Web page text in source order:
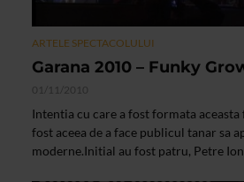
ARTELE SPECTACOLULUI
Garana 2010 – Funky
01/11/2010
Intentia cu care a fost formata
fost aceea de a face publicul tanar sa
moderne.Initial au fost patru, Petre